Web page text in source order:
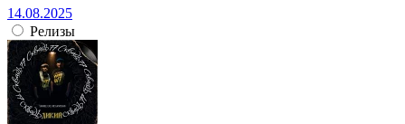
14.08.2025
Релизы